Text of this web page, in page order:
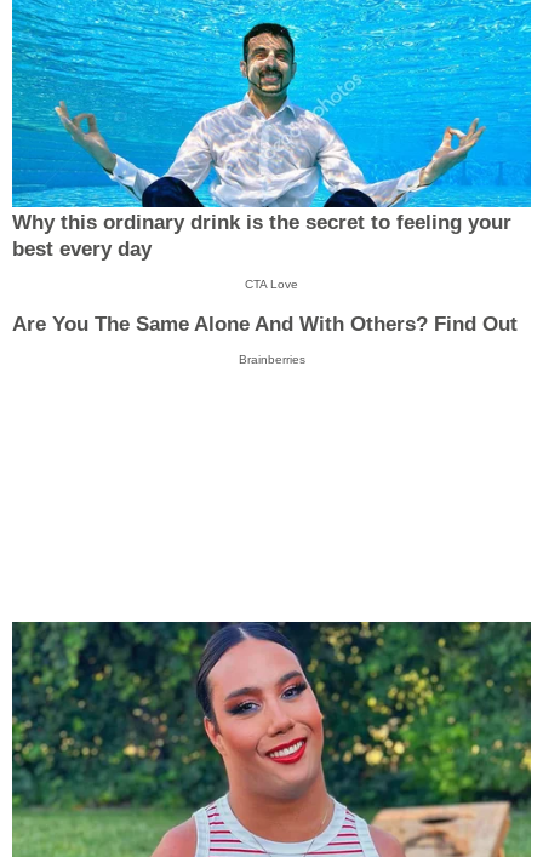
Why this ordinary drink is the secret to feeling your
best every day
CTA Love
Are You The Same Alone And With Others? Find Out
Brainberries